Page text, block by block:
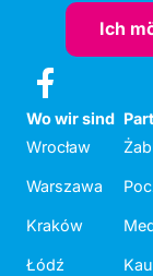
Ich
Wo wir sind
Wrocław
Warszawa
Kraków
Łódź